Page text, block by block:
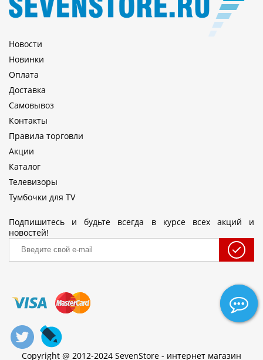
Новости
Новинки
Оплата
Доставка
Самовывоз
Контакты
Правила торговли
Акции
Каталог
Телевизоры
Тумбочки для TV
Подпишитесь и будьте всегда в курсе всех акций и
новостей!
Copyright @ 2012-2024 SevenStore - интернет магазин